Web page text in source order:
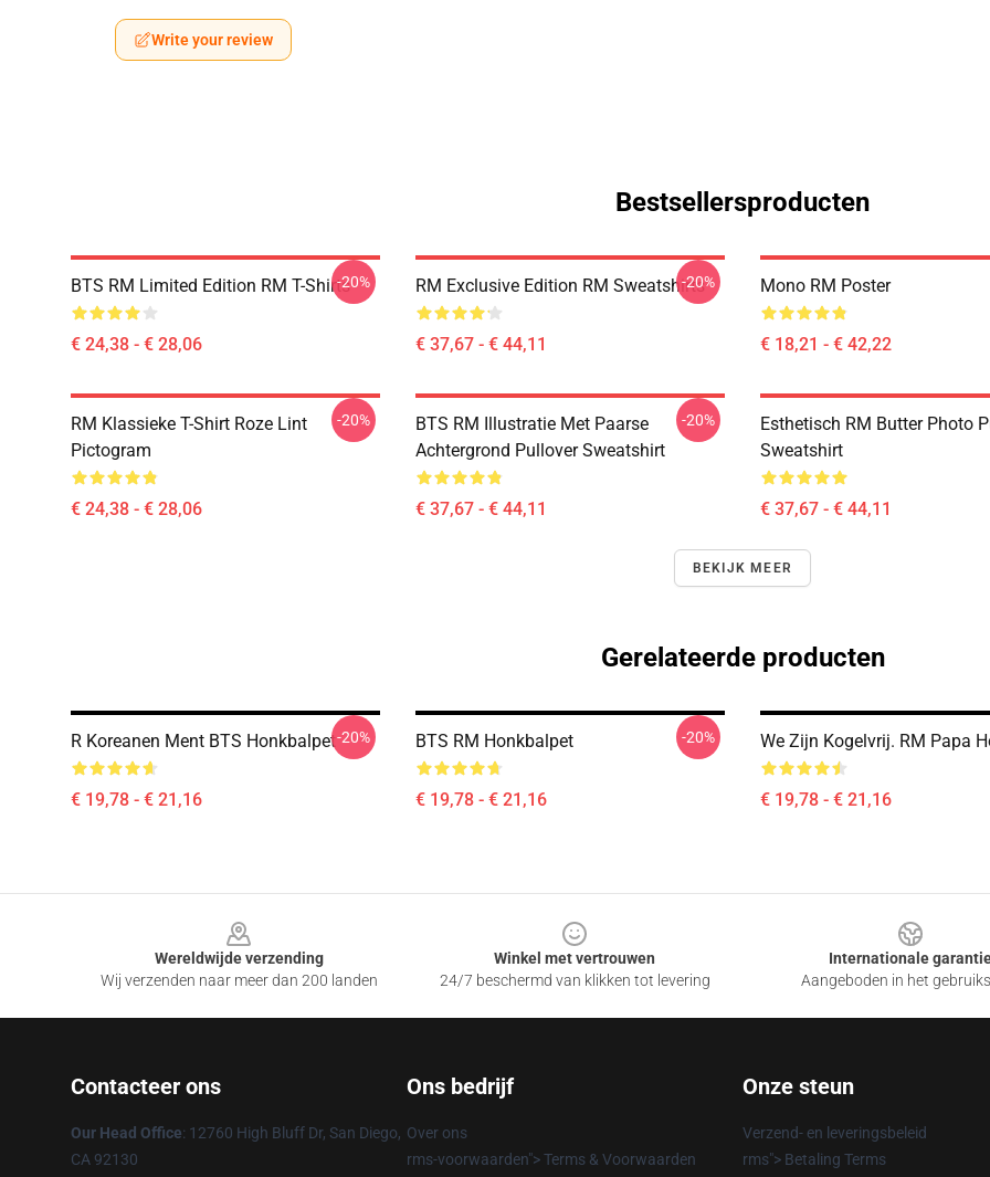
Write your review
Bestsellersproducten
BTS RM Limited Edition RM T-Shirts
€ 24,38 - € 28,06
-20% RM Exclusive Edition RM Sweatshirts
€ 37,67 - € 44,11
-20% Mono RM Poster
€ 18,21 - € 42,22
RM Klassieke T-Shirt Roze Lint
Pictogram
€ 24,38 - € 28,06
-20%
BTS RM Illustratie Met Paarse
Achtergrond Pullover Sweatshirt
€ 37,67 - € 44,11
-20%
Esthetisch RM Butter Photo
Sweatshirt
€ 37,67 - € 44,11
BEKIJK MEER
Gerelateerde producten
R Koreanen Ment BTS Honkbalpet
€ 19,78 - € 21,16
-20% BTS RM Honkbalpet
€ 19,78 - € 21,16
-20% We Zijn Kogelvrij. RM Papa
€ 19,78 - € 21,16
Wereldwijde verzending
Wij verzenden naar meer dan 200 landen
Winkel met vertrouwen
24/7 beschermd van klikken tot levering
Internationale
Aangeboden in het
Contacteer ons
Our Head Office: 12760 High Bluff Dr, San Diego,
CA 92130
Ons bedrijf
Over ons
rms-voorwaarden"> Terms & Voorwaarden
Onze steun
Verzend- en leveringsbeleid
rms"> Betaling Terms